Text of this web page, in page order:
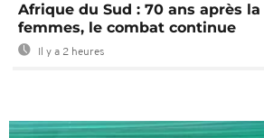
Afrique du Sud : 70 ans après
femmes, le combat continue
Il y a 2 heures